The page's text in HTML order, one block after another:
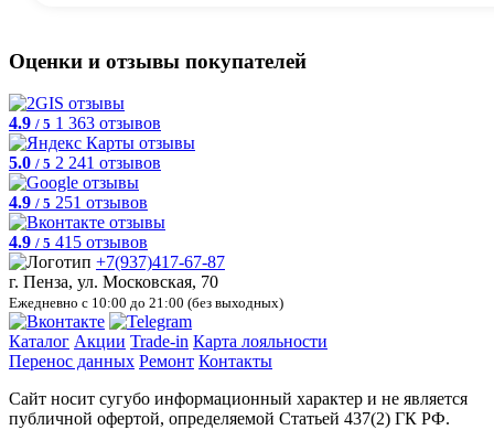
Оценки и отзывы покупателей
4.9 / 5 1 363 отзывов
5.0 / 5 2 241 отзывов
4.9 / 5 251 отзывов
4.9 / 5 415 отзывов
+7(937)417-67-87
г. Пенза, ул. Московская, 70
Ежедневно с 10:00 до 21:00 (без выходных)
Каталог Акции Trade-in Карта лояльности
Перенос данных Ремонт Контакты
Сайт носит сугубо информационный характер и не является
публичной офертой, определяемой Статьей 437(2) ГК РФ.